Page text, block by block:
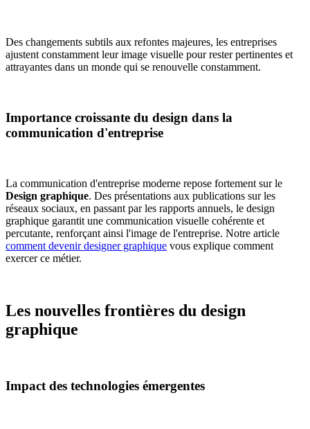
Des changements subtils aux refontes majeures, les entreprises
ajustent constamment leur image visuelle pour rester pertinentes et
attrayantes dans un monde qui se renouvelle constamment.
Importance croissante du design dans la
communication d'entreprise
La communication d'entreprise moderne repose fortement sur le
Design graphique. Des présentations aux publications sur les
réseaux sociaux, en passant par les rapports annuels, le design
graphique garantit une communication visuelle cohérente et
percutante, renforçant ainsi l'image de l'entreprise. Notre article
comment devenir designer graphique vous explique comment
exercer ce métier.
Les nouvelles frontières du design
graphique
Impact des technologies émergentes